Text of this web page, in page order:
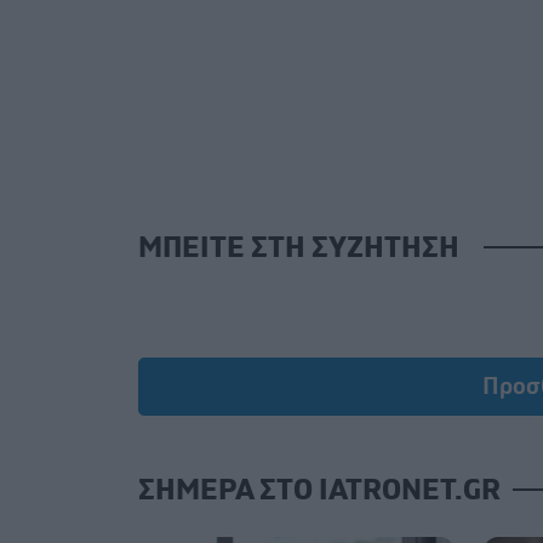
ΜΠΕΙΤΕ ΣΤΗ ΣΥΖΗΤΗΣΗ
ΣΗΜΕΡΑ ΣΤΟ IATRONET.GR